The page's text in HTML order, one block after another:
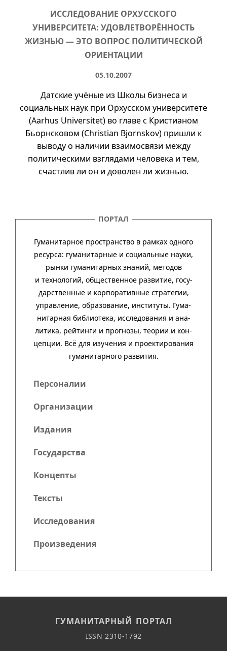
ИССЛЕДОВАНИЕ ОРХУССКОГО
УНИВЕРСИТЕТА: УДОВЛЕТВОРЁННОСТЬ
ЖИЗНЬЮ — ЭТО ВОПРОС ПОЛИТИЧЕСКОЙ
ОРИЕНТАЦИИ
05.10.2007
Датские учёные из Школы бизнеса и
социальных наук при Орхусском университете
(Aarhus Universitet) во главе с Кристианом
Бьорнсковом (Christian Bjornskov) пришли к
выводу о наличии взаимосвязи между
политическими взглядами человека и тем,
счастлив ли он и доволен ли жизнью.
ПОРТАЛ
Гуманитарное пространство в рамках одного
ресурса: гума­ни­тар­ные и соци­аль­ные науки,
рынки гума­ни­тар­ных зна­ний, методов
и техно­ло­гий, обще­ст­вен­ное раз­ви­тие, госу­
дар­ст­вен­ные и кор­пора­тив­ные стра­тегии,
управ­ле­ние, обра­зо­ва­ние, инсти­туты. Гума­
нитар­ная биб­лио­тека, иссле­до­ва­ния и ана­
ли­тика, рей­тинги и прог­нозы, тео­рии и кон­
цеп­ции. Всё для изу­че­ния и про­ек­тиро­ва­ния
гума­нитар­ного развития.
Персоналии
Организации
Издания
Государства
Концепты
Тексты
Исследования
Произведения
ГУМАНИТАРНЫЙ ПОРТАЛ
ISSN 2310-1792